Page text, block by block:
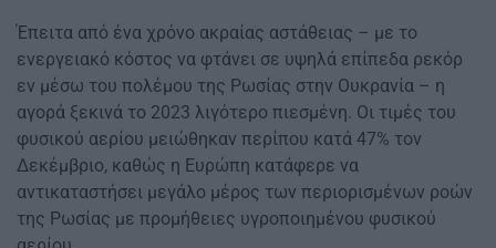
Έπειτα από ένα χρόνο ακραίας αστάθειας – με το
ενεργειακό κόστος να φτάνει σε υψηλά επίπεδα ρεκόρ
εν μέσω του πολέμου της Ρωσίας στην Ουκρανία – η
αγορά ξεκινά το 2023 λιγότερο πιεσμένη. Οι τιμές του
φυσικού αερίου μειώθηκαν περίπου κατά 47% τον
Δεκέμβριο, καθώς η Ευρώπη κατάφερε να
αντικαταστήσει μεγάλο μέρος των περιορισμένων ροών
της Ρωσίας με προμήθειες υγροποιημένου φυσικού